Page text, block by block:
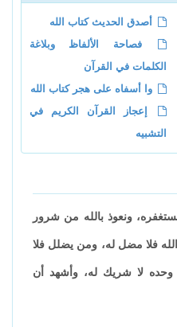
أصدق الحديث كتاب الله
فصاحة الألفاظ وبلاغة
الكلمات في القرآن
وا أسفاه على هجر كتاب الله
إعجاز القرآن الكريم في
التشبيه
ونعوذ بالله من شرور
الله فلا مضل له، ومن يضلل فلا
وحده لا شريك له، وأشهد أن